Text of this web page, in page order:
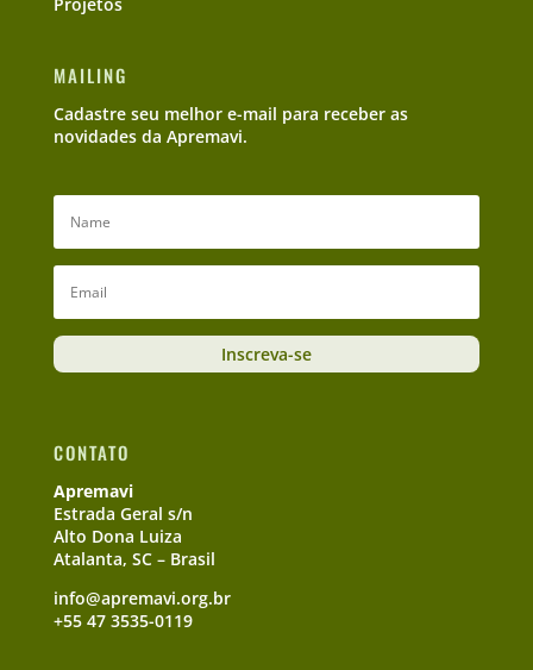
MAILING
Cadastre seu melhor e-mail para receber as
novidades da Apremavi.
Inscreva-se
CONTATO
Apremavi
Estrada Geral s/n
Alto Dona Luiza
Atalanta, SC – Brasil
info@apremavi.org.br
+55 47 3535-0119